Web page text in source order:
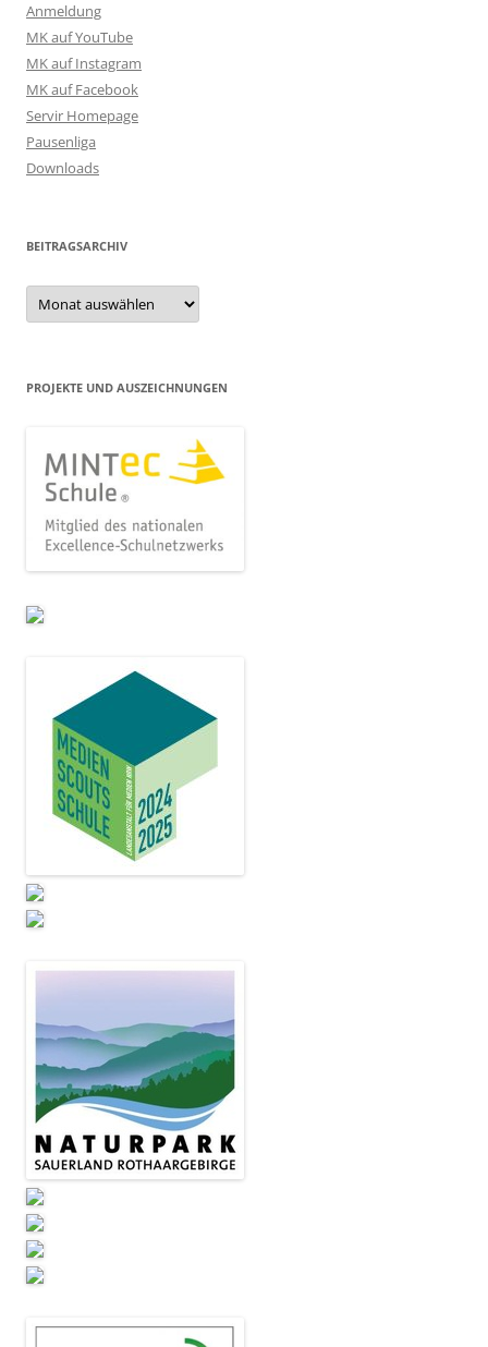
Anmeldung
MK auf YouTube
MK auf Instagram
MK auf Facebook
Servir Homepage
Pausenliga
Downloads
BEITRAGSARCHIV
Beitragsarchiv
PROJEKTE UND AUSZEICHNUNGEN